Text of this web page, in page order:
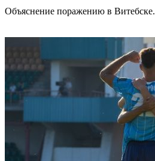
Объяснение поражению в Витебске.